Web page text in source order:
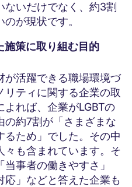
ないだけでなく、約3割
が現状です。
施策に取り組む目的
が活躍できる職場環境づ
リティに関する企業の取
よれば、企業がLGBTの
の約7割が「さまざまな
るため」でした。その中
々も含まれています。そ
事者の働きやすさ」
応」などと答えた企業も